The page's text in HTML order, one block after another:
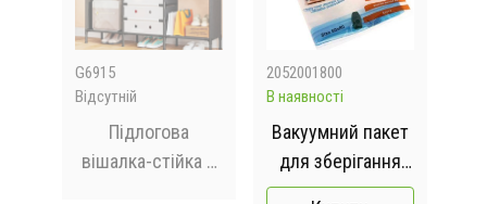
G6915
Відсутній
Підлогова
вішалка-стійка з
2052001800
В наявності
Вакуумний пакет
для зберігання
речей 80x60 см